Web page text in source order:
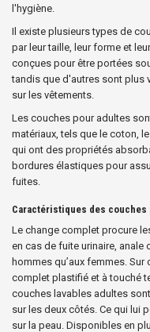
l'hygiène.
Il existe plusieurs types de
par leur taille, leur forme et
conçues pour être portées
tandis que d'autres sont plus
sur les vêtements.
Les couches pour adultes
matériaux, tels que le coton,
qui ont des propriétés
bordures élastiques pour
fuites.
Caractéristiques des couches
Le change complet procure
en cas de fuite urinaire, anale
hommes qu’aux femmes.
complet plastifié et à touché
couches lavables adultes
sur les deux côtés. Ce qui lui
sur la peau. Disponibles en